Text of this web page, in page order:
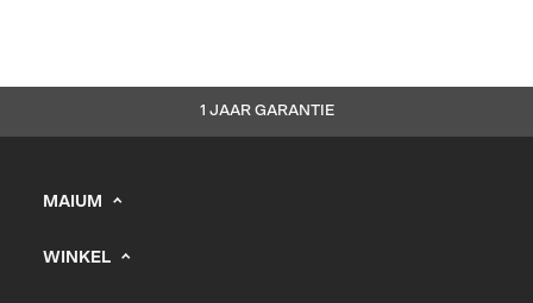
1 JAAR GARANTIE
MAIUM
WINKEL